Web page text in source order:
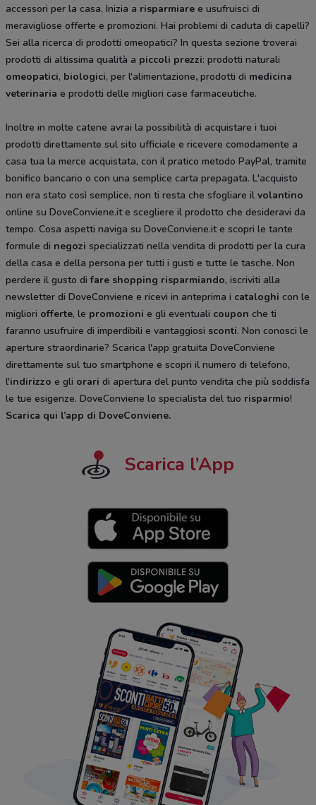
accessori per la casa. Inizia a risparmiare e usufruisci di
meravigliose offerte e promozioni. Hai problemi di caduta di capelli?
Sei alla ricerca di prodotti omeopatici? In questa sezione troverai
prodotti di altissima qualità a piccoli prezzi: prodotti naturali
omeopatici, biologici, per l'alimentazione, prodotti di medicina
veterinaria e prodotti delle migliori case farmaceutiche.
Inoltre in molte catene avrai la possibilità di acquistare i tuoi
prodotti direttamente sul sito ufficiale e ricevere comodamente a
casa tua la merce acquistata, con il pratico metodo PayPal, tramite
bonifico bancario o con una semplice carta prepagata. L'acquisto
non era stato così semplice, non ti resta che sfogliare il volantino
online su DoveConviene.it e scegliere il prodotto che desideravi da
tempo. Cosa aspetti naviga su DoveConviene.it e scopri le tante
formule di negozi specializzati nella vendita di prodotti per la cura
della casa e della persona per tutti i gusti e tutte le tasche. Non
perdere il gusto difare shopping risparmiando, iscriviti alla
newsletter di DoveConviene e ricevi in anteprima i cataloghi con le
migliori offerte, le promozioni e gli eventuali coupon che ti
faranno usufruire di imperdibili e vantaggiosi sconti. Non conosci le
aperture straordinarie? Scarica l'app gratuita DoveConviene
direttamente sul tuo smartphone e scopri il numero di telefono,
l'indirizzo e gli orari di apertura del punto vendita che più soddisfa
le tue esigenze. DoveConviene lo specialista del tuo risparmio!
Scarica qui l’app di DoveConviene.
Scarica l’App